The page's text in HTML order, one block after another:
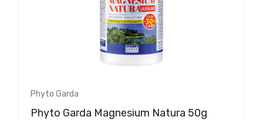
Phyto Garda
Phyto Garda Magnesium Natura 50g